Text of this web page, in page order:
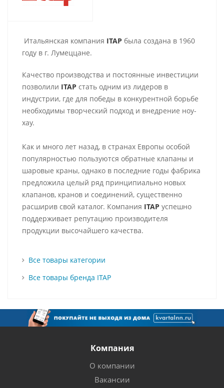
Итальянская компания ITAP была создана в 1960
году в г. Лумеццане.
Качество производства и постоянные инвестиции
позволили ITAP стать одним из лидеров в
индустрии, где для победы в конкурентной борьбе
необходимы творческий подход и внедрение ноу-
хау.
Как и много лет назад, в странах Европы особой
популярностью пользуются обратные клапаны и
шаровые краны, однако в последние годы фабрика
предложила целый ряд принципиально новых
клапанов, кранов и соединений, существенно
расширив свой каталог. Компания ITAP успешно
поддерживает репутацию производителя
продукции высочайшего качества.
Все товары категории
Все товары бренда ITAP
Компания
О компании
Вакансии